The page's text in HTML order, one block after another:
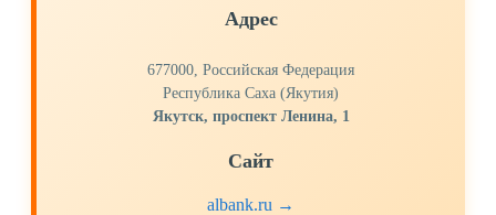
Адрес
677000, Российская Федерация
Республика Саха (Якутия)
Якутск, проспект Ленина, 1
Сайт
albank.ru →